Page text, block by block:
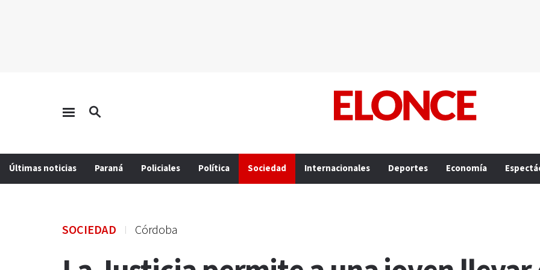
Últimas noticias Paraná Policiales Política Sociedad Internacionales Deportes Economía
SOCIEDAD Córdoba